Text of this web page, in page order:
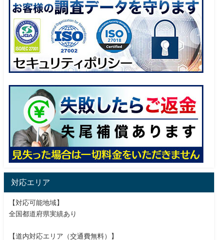
対応エリア
【対応可能地域】
全国都道府県実績あり
【道内対応エリア（交通費無料）】